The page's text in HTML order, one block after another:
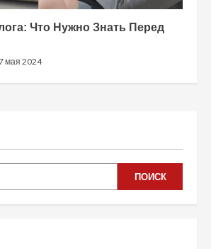
Что Нужно Знать Перед
мая 2024
ПОИСК